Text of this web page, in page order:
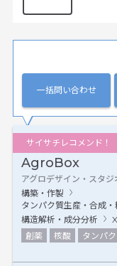
一括問い合わせ
サイサチレコメンド！
AgroBox
アグロデザイン・スタジ
構築・作製
タンパク質生産・合成・
構造解析・成分分析
創薬
核酸 タンパ